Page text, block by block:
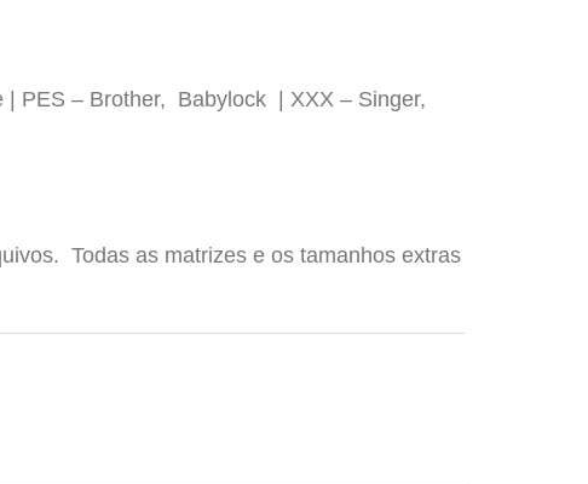
PES – Brother, Babylock | XXX – Singer,
Todas as matrizes e os tamanhos extras